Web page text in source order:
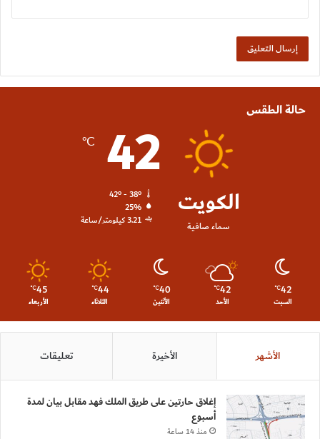
حالة الطقس
الكويت
سماء صافية
42
℃
42º - 38º
25%
3.21 كيلومتر/ساعة
42
℃
السبت
42
℃
الأحد
40
℃
الأثنين
44
℃
الثلاثاء
45
℃
الأربعاء
الأشهر الأخيرة تعليقات
إغلاق حارتين على طريق الملك فهد مقابل بيان لمدة
أسبوع
منذ 14 ساعة